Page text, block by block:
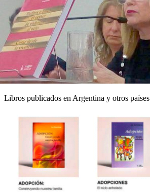
Libros publicados en Argentina y otros países